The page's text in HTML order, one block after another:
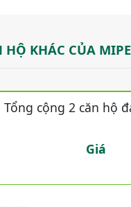
HỘ KHÁC CỦA
Tổng cộng 2 căn hộ
Giá